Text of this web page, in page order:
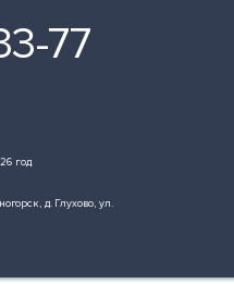
77
год.
д. Глухово, ул.